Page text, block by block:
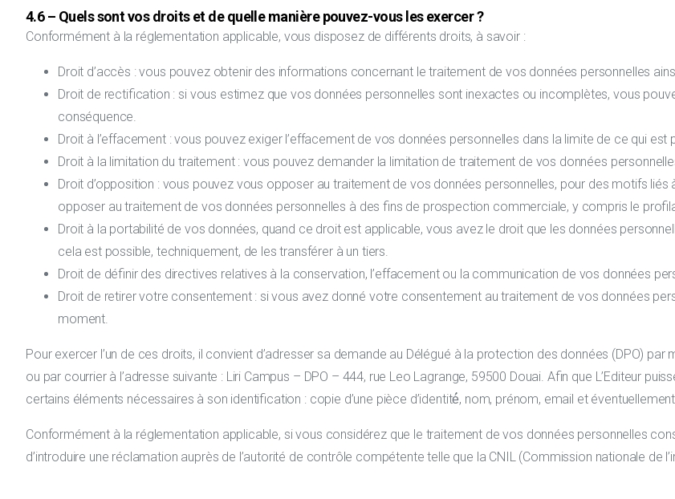
4.6 – Quels sont vos droits et de quelle manière pouvez-vous les exercer ?
Conformément à la réglementation applicable, vous disposez de différents droits, à savoir :
Droit d’accès : vous pouvez obtenir des informations concernant le traitement de vos données personnelles
Droit de rectification : si vous estimez que vos données personnelles sont inexactes ou incomplètes, vous
conséquence.
Droit à l’effacement : vous pouvez exiger l’effacement de vos données personnelles dans la limite de ce qui est
Droit à la limitation du traitement : vous pouvez demander la limitation de traitement de vos données
Droit d’opposition : vous pouvez vous opposer au traitement de vos données personnelles, pour des motifs
opposer au traitement de vos données personnelles à des fins de prospection commerciale, y compris le
Droit à la portabilité de vos données, quand ce droit est applicable, vous avez le droit que les données
cela est possible, techniquement, de les transférer à un tiers.
Droit de définir des directives relatives à la conservation, l’effacement ou la communication de vos données
Droit de retirer votre consentement : si vous avez donné votre consentement au traitement de vos données
moment.
Pour exercer l’un de ces droits, il convient d’adresser sa demande au Délégué à la protection des données (DPO) par
ou par courrier à l’adresse suivante : Liri Campus – DPO – 444, rue Leo Lagrange, 59500 Douai. Afin que L’Editeur
certains éléments nécessaires à son identification : copie d’une pièce d’identité́, nom, prénom, e­mail et
Conformément à la réglementation applicable, si vous considérez que le traitement de vos données personnelles
d’introduire une réclamation auprès de l’autorité de contrôle compétente telle que la CNIL (Commission nationale de